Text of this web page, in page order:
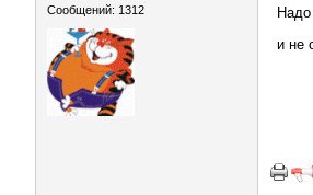
Сообщений: 1312
и не